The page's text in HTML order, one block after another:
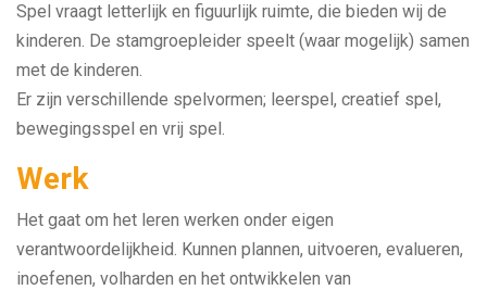
Spel vraagt letterlijk en figuurlijk ruimte, die bieden wij de
kinderen. De stamgroepleider speelt (waar mogelijk) samen
met de kinderen.
Er zijn verschillende spelvormen; leerspel, creatief spel,
bewegingsspel en vrij spel.
Werk
Het gaat om het leren werken onder eigen
verantwoordelijkheid. Kunnen plannen, uitvoeren, evalueren,
inoefenen, volharden en het ontwikkelen van